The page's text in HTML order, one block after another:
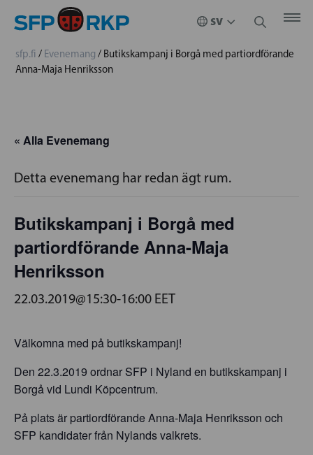
sfp.fi / Evenemang / Butikskampanj i Borgå med partiordförande
Anna-Maja Henriksson
« Alla Evenemang
Detta evenemang har redan ägt rum.
Butikskampanj i Borgå med
partiordförande Anna-Maja
Henriksson
22.03.2019@15:30-16:00 EET
Välkomna med på butikskampanj!
Den 22.3.2019 ordnar SFP i Nyland en butikskampanj i
Borgå vid Lundi Köpcentrum.
På plats är partiordförande Anna-Maja Henriksson och
SFP kandidater från Nylands valkrets.